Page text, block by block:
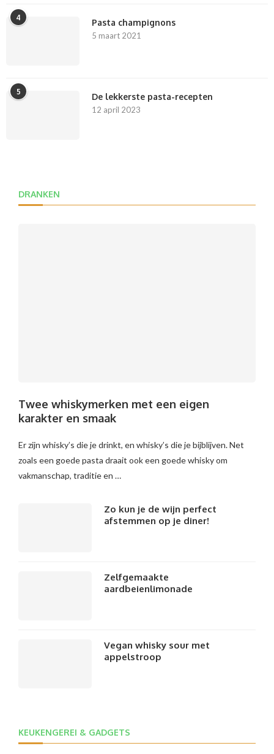
4
Pasta champignons
5 maart 2021
5
De lekkerste pasta-recepten
12 april 2023
DRANKEN
Twee whiskymerken met een eigen
karakter en smaak
Er zijn whisky’s die je drinkt, en whisky’s die je bijblijven. Net
zoals een goede pasta draait ook een goede whisky om
vakmanschap, traditie en …
Zo kun je de wijn perfect
afstemmen op je diner!
Zelfgemaakte
aardbeienlimonade
Vegan whisky sour met
appelstroop
KEUKENGEREI & GADGETS